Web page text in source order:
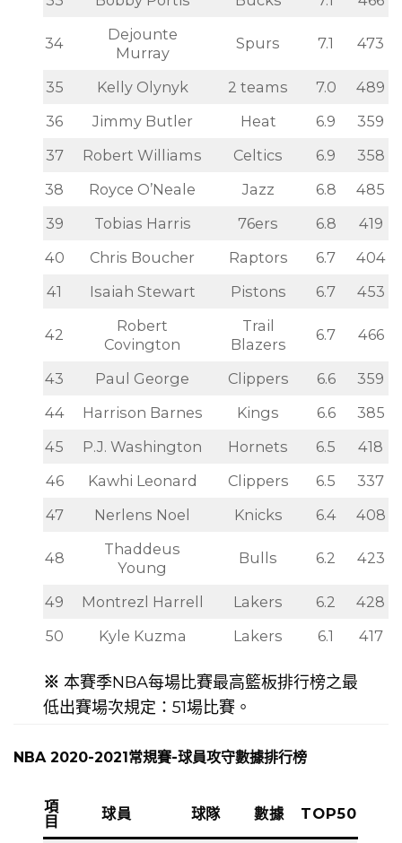
33 Bobby Portis Bucks 7.1 466
34
Dejounte
Murray
Spurs 7.1 473
35 Kelly Olynyk 2 teams 7.0 489
36
Jimmy Butler Heat 6.9
359
37
Robert Williams Celtics 6.9
358
38
Royce O’Neale Jazz 6.8
485
39
Tobias Harris 76ers 6.8
419
40
Chris Boucher Raptors 6.7
404
41
Isaiah Stewart Pistons 6.7 453
42
Robert
Covington
Trail
Blazers
6.7 466
43 Paul George Clippers 6.6 359
44
Harrison Barnes Kings 6.6 385
45
P.J. Washington Hornets 6.5
418
46
Kawhi Leonard Clippers 6.5
337
47
Nerlens Noel Knicks 6.4 408
48
Thaddeus
Young
Bulls 6.2 423
49 Montrezl Harrell Lakers 6.2
428
50
Kyle Kuzma Lakers 6.1 417
※本賽季NBA每場比賽最高籃板排行榜之最
低出賽場次規定：51場比賽。
NBA 2020-2021常規賽-球員攻守數據排行榜
項
目
球員 球隊 數據 TOP50